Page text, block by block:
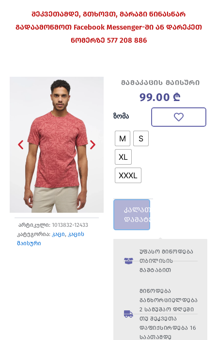
შეკვეთამდე, გთხოვთ, მარაგი წინასწარ
გადაამოწმოთ Facebook Messenger-ში ან დარეკეთ
ნომერზე 577 208 886
არტიკული: 1013832-12433
კატეგორია: კაცი, კაცის
მაისური
მამაკაცის მაისური
99.00 ₾
ზომა
M
S
XL
XXXL
რაოდენობა:
მამაკაცის
მაისური
კალათაში
დამატება
უფასო მიწოდება
თბილისის
მაშტაბით
მიწოდება
განხორციელდება
2 სამუშაო დღეში
თუ შეკვეთა
დაფიქსირდება 16
საათამდე